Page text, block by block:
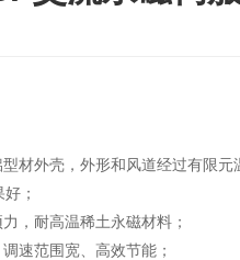
材外壳，外形和风道经过有限
；
，耐高温稀土永磁材料；
速范围宽、高效节能；